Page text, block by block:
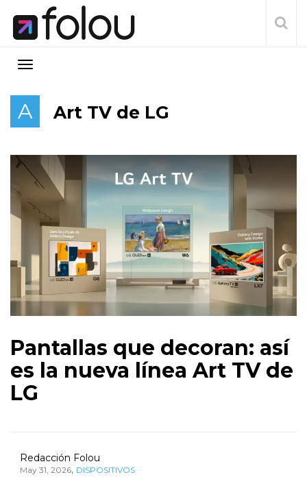
A Art TV de LG
Pantallas que decoran: así
es la nueva línea Art TV de
LG
Redacción Folou
May 31, 2026, DISPOSITIVOS